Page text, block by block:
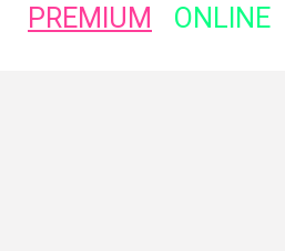
PREMIUM ONLINE